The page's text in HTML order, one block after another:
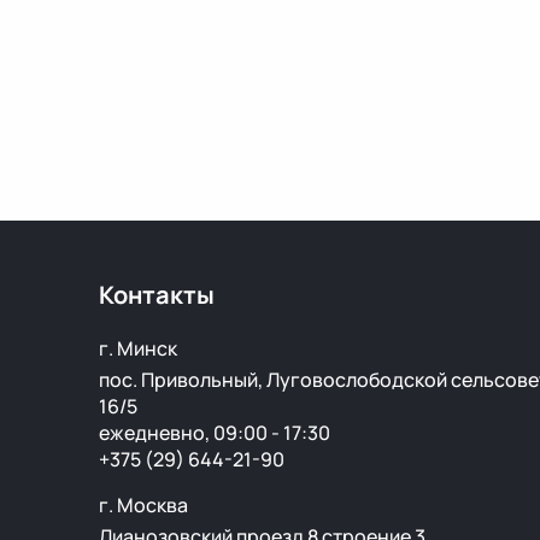
Контакты
г. Минск
пос. Привольный, Луговослободской
16/5
ежедневно, 09:00 - 17:30
+375 (29) 644-21-90
г. Москва